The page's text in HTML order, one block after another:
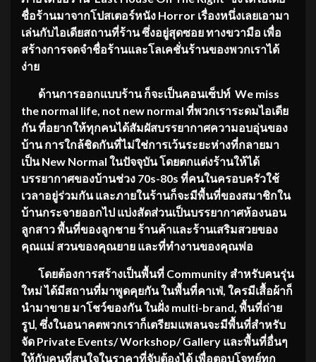
ชื่อร้านมาจากโปสเตอร์หนัง Horror เรื่องหนึ่งเลยเอามา
เล่นกับไอเดียสถานที่ร้าน ซึ่งอยู่สุดซอย ทางขวามือ เพื่อ
สร้างการจดจำชื่อร้านและโลเคชั่นร้านของพวกเราได้
ง่าย
ด้านการออกแบบร้าน ก็จะเป็นคอนเซ็ปท์ We miss
the normal life, not new normal ที่พวกเราระดมไอเดีย
กัน ที่อยากให้ทุกคนได้สัมผัสบรรยากาศความอบอุ่นของ
บ้าน การใกล้ชิดกันที่ไม่ใช่การเว้นระยะห่างที่กลายมา
เป็น New Normal ในปัจจุบัน โดยตกแต่งร้านให้ได้
บรรยากาศของบ้านช่วง 70s-80s ที่คนในครอบครัวใช้
เวลาอยู่ร่วมกัน และภายในร้านก็จะมีพื้นที่ของสมาชิกใน
บ้านกระจายออกไป แบ่งสัดส่วนเป็นบรรยากาศห้องนอน
ลูกสาว พื้นที่ของลูกชาย ร้านค้าและร้านเสริมสวยของ
คุณแม่ สวนของคุณยาย และที่ทำงานของคุณพ่อ
โดยต้องการสร้างเป็นพื้นที่ Community สำหรับคนรุ่น
ใหม่ ได้มีสถานที่มาพูดคุยกัน ในพื้นที่คาเฟ่, ใครมีเสื้อผ้าก็
นำมาขาย มาโชว์ของกัน ในฝั่ง multi-brand, พื้นที่ถ่าย
รูป, ซึ่งในอนาคตพวกเราก็เตรียมแพลนจะมีพื้นที่สำหรับ
จัด Private Events/ Workshop/ Gallery และพื้นที่อื่นๆ
ให้กับคนที่สนใจในราคาที่จับต้องได้ เพื่อตอบโจทย์ทุก